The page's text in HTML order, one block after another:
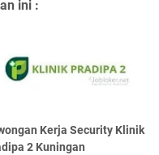
ini :
Kerja Security Klinik
2 Kuningan